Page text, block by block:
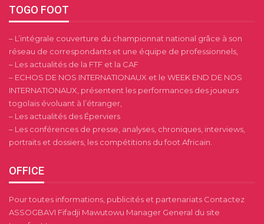
TOGO FOOT
– L’intégrale couverture du championnat national grâce à son
réseau de correspondants et une équipe de professionnels,
– Les actualités de la FTF et la CAF
– ECHOS DE NOS INTERNATIONAUX et le WEEK END DE NOS
INTERNATIONAUX, présentent les performances des joueurs
togolais évoluant à l’étranger,
– Les actualités des Éperviers
– Les conférences de presse, analyses, chroniques, interviews,
portraits et dossiers, les compétitions du foot Africain.
OFFICE
Pour toutes informations, publicités et partenariats Contactez
ASSOGBAVI Fifadji Mawutowu Manager General du site